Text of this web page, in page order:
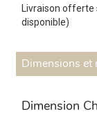
Livraison
disponible)
Dimensions et
Dimension